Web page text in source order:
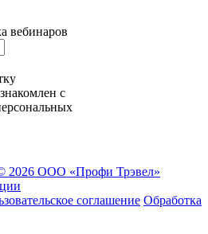
вебинаров
с
2026 ООО «Профи Трэвeл»
соглашение Обработка